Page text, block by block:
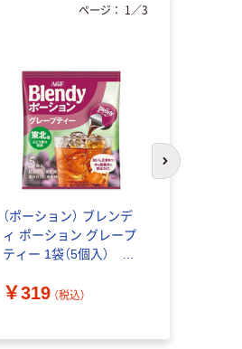
（ポーション） ブレンデ
ィ ポーション グレープ
ティー 1袋（5個入） 濃
ー
￥319 （税込）
ページ： 1 ／3
次のスライド